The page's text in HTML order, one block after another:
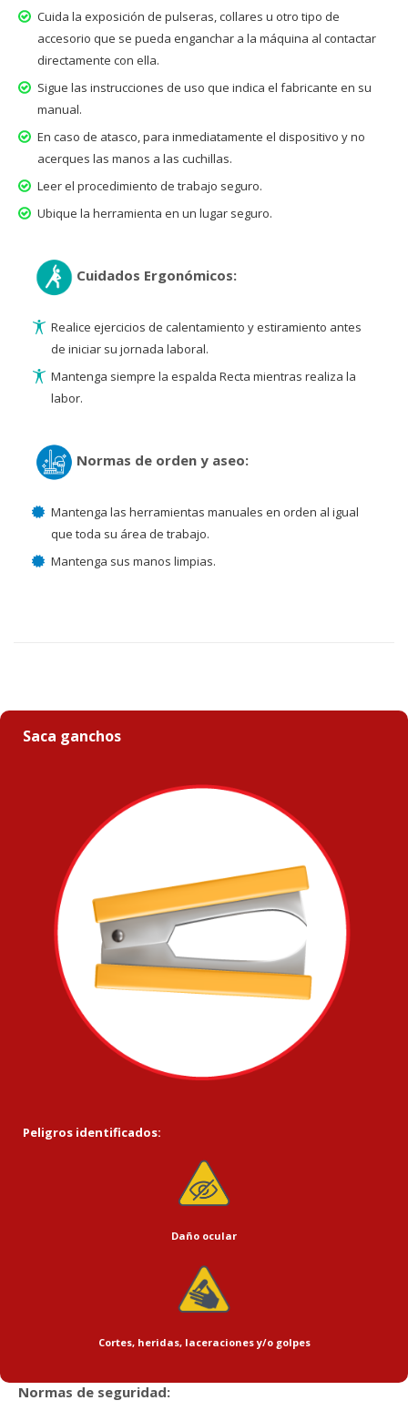
Cuida la exposición de pulseras, collares u otro tipo de
accesorio que se pueda enganchar a la máquina al contactar
directamente con ella.
Sigue las instrucciones de uso que indica el fabricante en su
manual.
En caso de atasco, para inmediatamente el dispositivo y no
acerques las manos a las cuchillas.
Leer el procedimiento de trabajo seguro.
Ubique la herramienta en un lugar seguro.
Cuidados Ergonómicos:
Realice ejercicios de calentamiento y estiramiento antes
de iniciar su jornada laboral.
Mantenga siempre la espalda Recta mientras realiza la
labor.
Normas de orden y aseo:
Mantenga las herramientas manuales en orden al igual
que toda su área de trabajo.
Mantenga sus manos limpias.
Saca ganchos
Peligros identificados:
Daño ocular
Cortes, heridas, laceraciones y/o golpes
Normas de seguridad: